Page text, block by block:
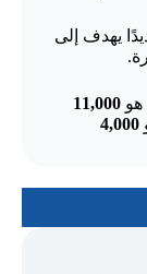
يهدف إلى
هو 11,000
4,000